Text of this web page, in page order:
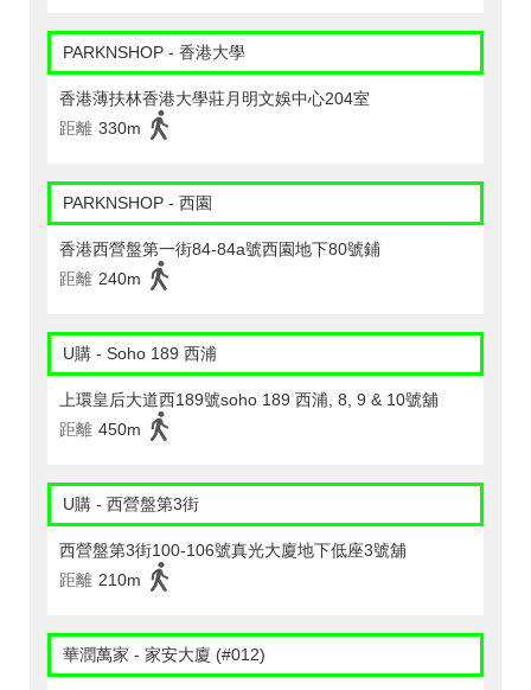
PARKNSHOP - 香港大學
香港薄扶林香港大學莊月明文娛中心204室
距離 330m
PARKNSHOP - 西園
香港西營盤第一街84-84a號西園地下80號鋪
距離 240m
U購 - Soho 189 西浦
上環皇后大道西189號soho 189 西浦, 8, 9 & 10號舖
距離 450m
U購 - 西營盤第3街
西營盤第3街100-106號真光大廈地下低座3號舖
距離 210m
華潤萬家 - 家安大廈 (#012)